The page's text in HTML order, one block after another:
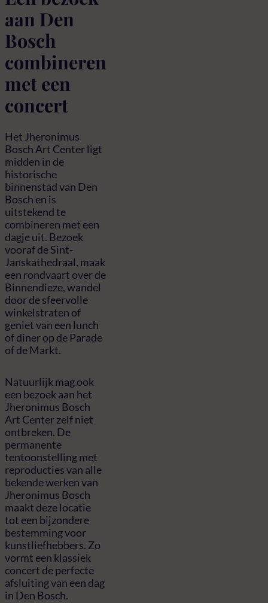
aan Den
Bosch
combineren
met een
concert
Het Jheronimus
Bosch Art Center ligt
midden in de
historische
binnenstad van Den
Bosch en is
uitstekend te
combineren met een
dagje uit. Bezoek
vooraf de Sint-
Janskathedraal, maak
een rondvaart over de
Binnendieze, wandel
door de sfeervolle
winkelstraten of
geniet van een lunch
of diner op de Parade
of de Markt.
Natuurlijk mag ook
een bezoek aan het
Jheronimus Bosch
Art Center zelf niet
ontbreken. De
permanente
tentoonstelling met
reproducties van alle
bekende werken van
Jheronimus Bosch
maakt deze locatie
tot een bijzondere
bestemming voor
kunstliefhebbers. Zo
vormt een klassiek
concert de perfecte
afsluiting van een dag
in Den Bosch.